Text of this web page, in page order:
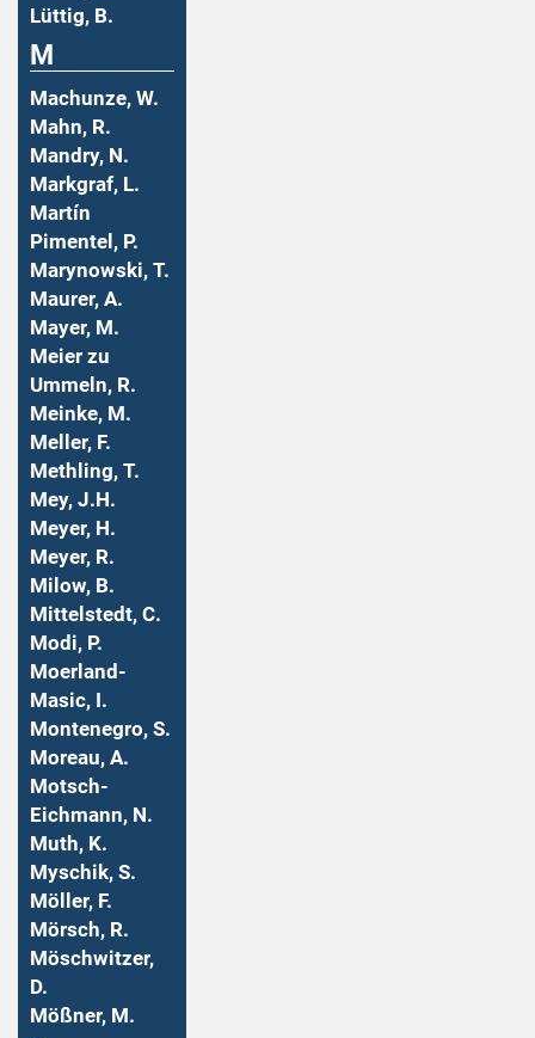
Lüttig, B.
M
Machunze, W.
Mahn, R.
Mandry, N.
Markgraf, L.
Martín
Pimentel, P.
Marynowski, T.
Maurer, A.
Mayer, M.
Meier zu
Ummeln, R.
Meinke, M.
Meller, F.
Methling, T.
Mey, J.H.
Meyer, H.
Meyer, R.
Milow, B.
Mittelstedt, C.
Modi, P.
Moerland-
Masic, I.
Montenegro, S.
Moreau, A.
Motsch-
Eichmann, N.
Muth, K.
Myschik, S.
Möller, F.
Mörsch, R.
Möschwitzer,
D.
Mößner, M.